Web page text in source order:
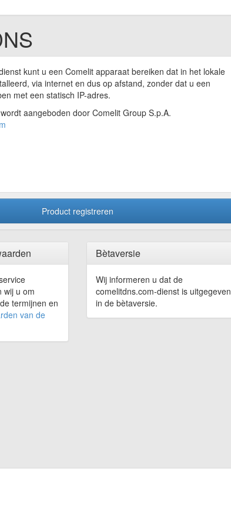
kunt u een Comelit apparaat bereiken dat in het lokale
via internet en dus op afstand, zonder dat u een
met een statisch IP-adres.
aangeboden door Comelit Group S.p.A.
Product registreren
wij u om
termijnen en
van de
Bètaversie
Wij informeren u dat de
comelitdns.com-dienst is uitgegeven
in de bètaversie.